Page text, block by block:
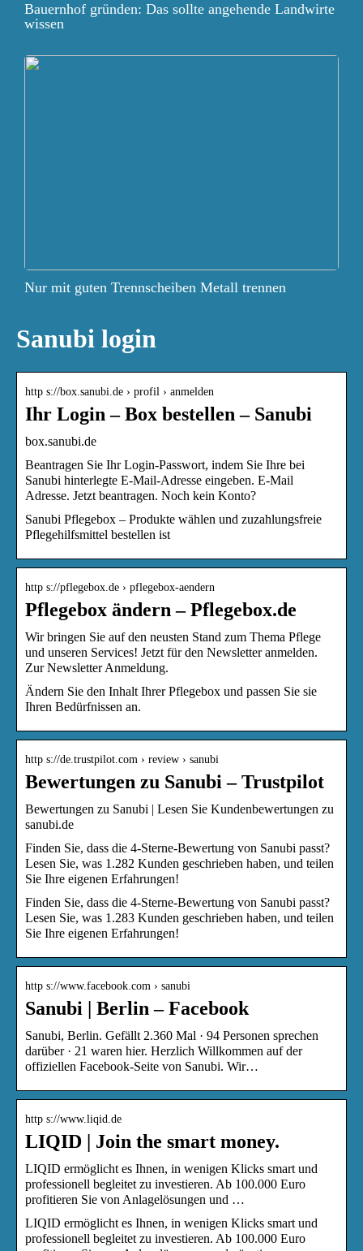
Bauernhof gründen: Das sollte angehende Landwirte
wissen
Nur mit guten Trennscheiben Metall trennen
Sanubi login
http s://box.sanubi.de › profil › anmelden
Ihr Login – Box bestellen – Sanubi
box.sanubi.de
Beantragen Sie Ihr Login-Passwort, indem Sie Ihre bei
Sanubi hinterlegte E-Mail-Adresse eingeben. E-Mail
Adresse. Jetzt beantragen. Noch kein Konto?
Sanubi Pflegebox – Produkte wählen und zuzahlungsfreie
Pflegehilfsmittel bestellen ist
http s://pflegebox.de › pflegebox-aendern
Pflegebox ändern – Pflegebox.de
Wir bringen Sie auf den neusten Stand zum Thema Pflege
und unseren Services! Jetzt für den Newsletter anmelden.
Zur Newsletter Anmeldung.
Ändern Sie den Inhalt Ihrer Pflegebox und passen Sie sie
Ihren Bedürfnissen an.
http s://de.trustpilot.com › review › sanubi
Bewertungen zu Sanubi – Trustpilot
Bewertungen zu Sanubi | Lesen Sie Kundenbewertungen zu
sanubi.de
Finden Sie, dass die 4-Sterne-Bewertung von Sanubi passt?
Lesen Sie, was 1.282 Kunden geschrieben haben, und teilen
Sie Ihre eigenen Erfahrungen!
Finden Sie, dass die 4-Sterne-Bewertung von Sanubi passt?
Lesen Sie, was 1.283 Kunden geschrieben haben, und teilen
Sie Ihre eigenen Erfahrungen!
http s://www.facebook.com › sanubi
Sanubi | Berlin – Facebook
Sanubi, Berlin. Gefällt 2.360 Mal · 94 Personen sprechen
darüber · 21 waren hier. Herzlich Willkommen auf der
offiziellen Facebook-Seite von Sanubi. Wir…
http s://www.liqid.de
LIQID | Join the smart money.
LIQID ermöglicht es Ihnen, in wenigen Klicks smart und
professionell begleitet zu investieren. Ab 100.000 Euro
profitieren Sie von Anlagelösungen und …
LIQID ermöglicht es Ihnen, in wenigen Klicks smart und
professionell begleitet zu investieren. Ab 100.000 Euro